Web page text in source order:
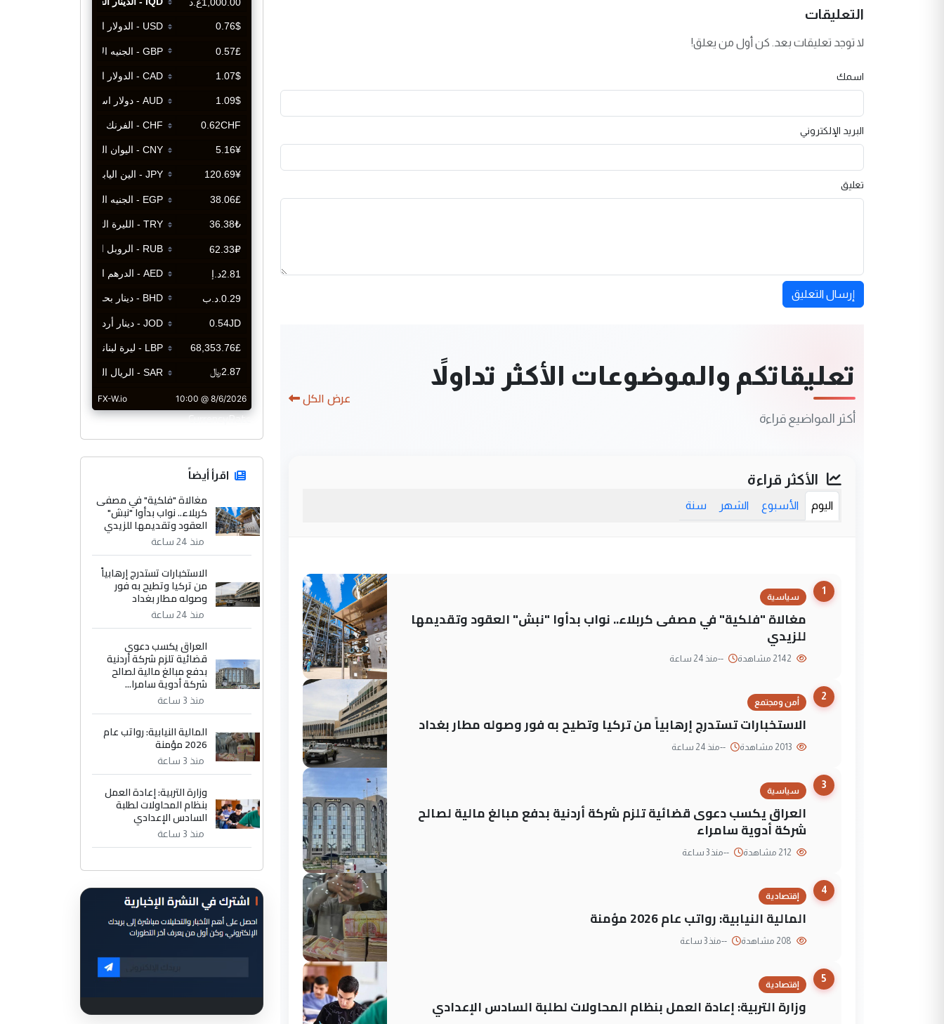
التعليقات
لا توجد تعليقات بعد. كن أول من يعلق!
اسمك
البريد الإلكتروني
تعليق
إرسال التعليق
تعليقاتكم والموضوعات الأكثر تداولاً
أكثر المواضيع قراءة
عرض الكل
الأكثر قراءة
اليوم الأسبوع الشهر سنة
1
سياسية
مغالاة "فلكية" في مصفى كربلاء.. نواب بدأوا "نبش" العقود وتقديمها
للزيدي
--منذ 24 ساعة
2
أمن ومجتمع
الاستخبارات تستدرج إرهابياً من تركيا وتطيح به فور وصوله مطار بغداد
--منذ 24 ساعة
3
سياسية
العراق يكسب دعوى قضائية تلزم شركة أردنية بدفع مبالغ مالية لصالح
شركة أدوية سامراء
--منذ 3 ساعة
4
إقتصادية
المالية النيابية: رواتب عام 2026 مؤمنة
--منذ 3 ساعة
5
إقتصادية
وزارة التربية: إعادة العمل بنظام المحاولات لطلبة السادس الإعدادي
CurrencyRate
اقرأ أيضاً
مغالاة "فلكية" في مصفى
كربلاء.. نواب بدأوا "نبش"
العقود وتقديمها للزيدي
منذ 24 ساعة
الاستخبارات تستدرج إرهابياً
من تركيا وتطيح به فور
وصوله مطار بغداد
منذ 24 ساعة
العراق يكسب دعوى
قضائية تلزم شركة أردنية
بدفع مبالغ مالية لصالح
شركة أدوية سامرا...
منذ 3 ساعة
المالية النيابية: رواتب عام
2026 مؤمنة
منذ 3 ساعة
وزارة التربية: إعادة العمل
بنظام المحاولات لطلبة
السادس الإعدادي
منذ 3 ساعة